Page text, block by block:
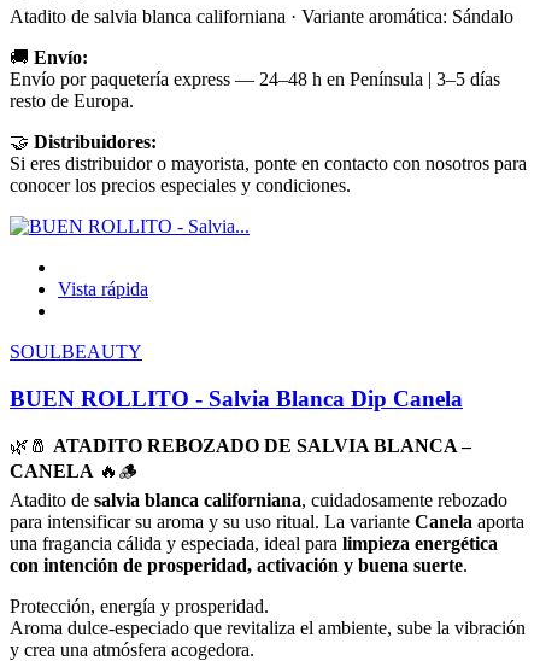
Atadito de salvia blanca californiana · Variante aromática: Sándalo
🚚 Envío:
Envío por paquetería express — 24–48 h en Península | 3–5 días
resto de Europa.
🤝 Distribuidores:
Si eres distribuidor o mayorista, ponte en contacto con nosotros para
conocer los precios especiales y condiciones.
Vista rápida
SOULBEAUTY
BUEN ROLLITO - Salvia Blanca Dip Canela
🌿🧂 ATADITO REBOZADO DE SALVIA BLANCA –
CANELA 🔥🪵
Atadito de salvia blanca californiana, cuidadosamente rebozado
para intensificar su aroma y su uso ritual. La variante Canela aporta
una fragancia cálida y especiada, ideal para limpieza energética
con intención de prosperidad, activación y buena suerte.
Protección, energía y prosperidad.
Aroma dulce-especiado que revitaliza el ambiente, sube la vibración
y crea una atmósfera acogedora.